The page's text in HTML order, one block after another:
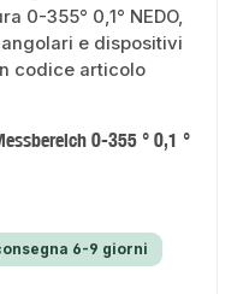
0-355 ° 0,1 °
6-9 giorni